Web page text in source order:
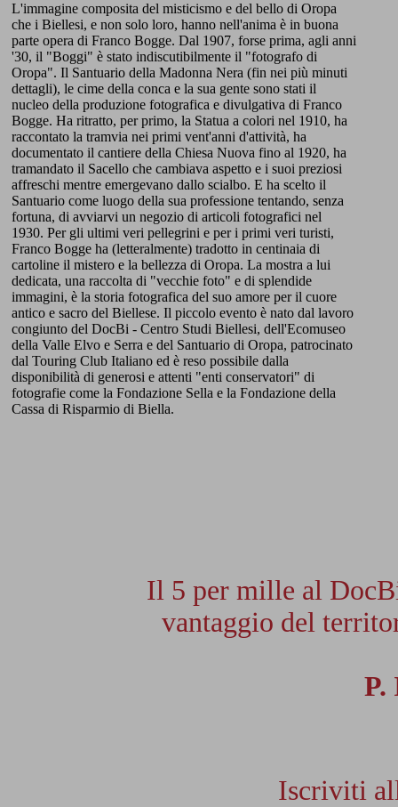
L'immagine composita del misticismo e del bello di Oropa
che i Biellesi, e non solo loro, hanno nell'anima è in buona
parte opera di Franco Bogge. Dal 1907, forse prima, agli anni
'30, il "Boggi" è stato indiscutibilmente il "fotografo di
Oropa". Il Santuario della Madonna Nera (fin nei più minuti
dettagli), le cime della conca e la sua gente sono stati il
nucleo della produzione fotografica e divulgativa di Franco
Bogge. Ha ritratto, per primo, la Statua a colori nel 1910, ha
raccontato la tramvia nei primi vent'anni d'attività, ha
documentato il cantiere della Chiesa Nuova fino al 1920, ha
tramandato il Sacello che cambiava aspetto e i suoi preziosi
affreschi mentre emergevano dallo scialbo. E ha scelto il
Santuario come luogo della sua professione tentando, senza
fortuna, di avviarvi un negozio di articoli fotografici nel
1930. Per gli ultimi veri pellegrini e per i primi veri turisti,
Franco Bogge ha (letteralmente) tradotto in centinaia di
cartoline il mistero e la bellezza di Oropa. La mostra a lui
dedicata, una raccolta di "vecchie foto" e di splendide
immagini, è la storia fotografica del suo amore per il cuore
antico e sacro del Biellese. Il piccolo evento è nato dal lavoro
congiunto del DocBi - Centro Studi Biellesi, dell'Ecomuseo
della Valle Elvo e Serra e del Santuario di Oropa, patrocinato
dal Touring Club Italiano ed è reso possibile dalla
disponibilità di generosi e attenti "enti conservatori" di
fotografie come la Fondazione Sella e la Fondazione della
Cassa di Risparmio di Biella.
Il 5 per mille al
vantaggio del
P.
Iscriviti